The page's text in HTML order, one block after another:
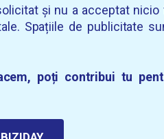
și nu a acceptat
Spațiile de publicitate
poți contribui tu